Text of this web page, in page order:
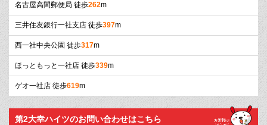
名古屋高間郵便局 徒歩262m
三井住友銀行一社支店 徒歩397m
西一社中央公園 徒歩317m
ほっともっと一社店 徒歩339m
ゲオ一社店 徒歩619m
第2大幸ハイツのお問い合わせはこちら